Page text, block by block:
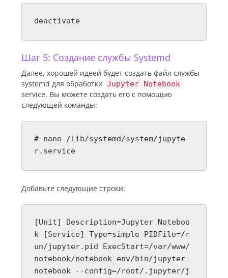
deactivate
Шаг 5: Создание службы Systemd
Далее, хорошей идеей будет создать файл службы
systemd для обработки Jupyter Notebook
service. Вы можете создать его с помощью
следующей команды:
# nano /lib/systemd/system/jupyte
r.service
Добавьте следующие строки:
[Unit] Description=Jupyter Noteboo
k [Service] Type=simple PIDFile=/r
un/jupyter.pid ExecStart=/var/www/
notebook/notebook_env/bin/jupyter-
notebook --config=/root/.jupyter/j